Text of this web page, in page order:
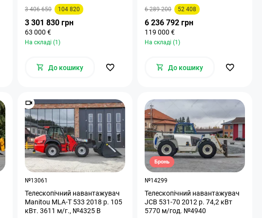
3 406 650 104 820
3 301 830 грн
63 000 €
На складі (1)
До кошику
6 289 200 52 408
6 236 792 грн
119 000 €
На складі (1)
До кошику
№13061
Телескопічний навантажувач
Manitou MLA-T 533 2018 р. 105
кВт. 3611 м/г., №4325 B
Бронь
№14299
Телескопічний навантажувач
JCB 531-70 2012 р. 74,2 кВт
5770 м/год. №4940